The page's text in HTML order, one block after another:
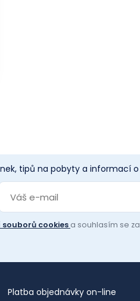
tipů na pobyty a informací
cookies a souhlasím se
Platba objednávky on-line